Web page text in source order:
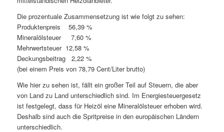
Die prozentuale Zusammensetzung ist wie folgt zu sehen:
Produktenpreis 56,39 %
Mineralölsteuer 7,60 %
Mehrwertsteuer 12,58 %
Deckungsbeitrag 2,22 %
(bei einem Preis von 78,79 Cent/Liter brutto)
Wie hier zu sehen ist, fällt ein großer Teil auf Steuern, die aber
von Land zu Land unterschiedlich sind. Im Energiesteuergesetz
ist festgelegt, dass für Heizöl eine Mineralölsteuer erhoben wird.
Deshalb sind auch die Spritpreise in den europäischen Ländern
unterschiedlich.